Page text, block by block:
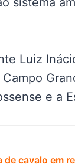
Luiz
e a
cavalo em